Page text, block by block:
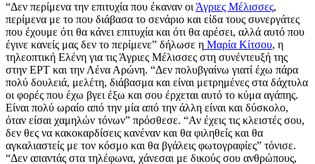
“Δεν περίμενα την επιτυχία που έκαναν οι Άγριες Μέλισσες,
περίμενα με το που διάβασα το σενάριο και είδα τους συνεργάτες
που έχουμε ότι θα κάνει επιτυχία και ότι θα αρέσει, αλλά αυτό που
έγινε κανείς μας δεν το περίμενε” δήλωσε η Μαρία Κίτσου, η
τηλεοπτική Ελένη για τις Άγριες Μέλισσες στη συνέντευξή της
στην ΕΡΤ και την Λένα Αρώνη. “Δεν πολυβγαίνω γιατί έχω πάρα
πολύ δουλειά, μελέτη, διάβασμα και είναι μετρημένες στα δάχτυλα
οι φορές που έχω βγει έξω και σου έρχεται αυτό το κύμα αγάπης.
Είναι πολύ ωραίο από την μία από την άλλη είναι και δύσκολο,
όταν είσαι χαμηλών τόνων” πρόσθεσε. “Αν έχεις τις κλειστές σου,
δεν θες να κακοκαρδίσεις κανέναν και θα φιληθείς και θα
αγκαλιαστείς με τον κόσμο και θα βγάλεις φωτογραφίες” τόνισε.
“Δεν απαντάς στα τηλέφωνα, χάνεσαι με δικούς σου ανθρώπους,